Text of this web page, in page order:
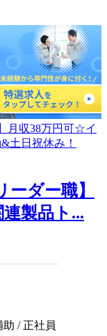
ーダー職】
製品ト...
/ 正社員